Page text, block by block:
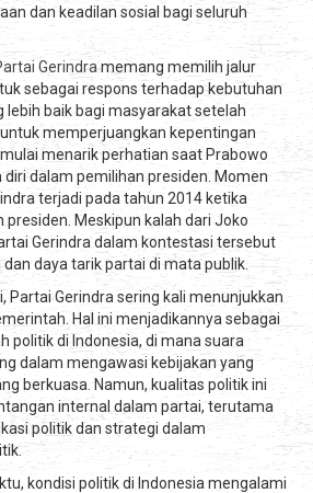
dan keadilan sosial bagi seluruh
Gerindramemang memilih jalur
sebagai respons terhadap kebutuhan
lebih baik bagi masyarakat setelah
memperjuangkan kepentingan
menarik perhatian saat Prabowo
dalam pemilihan presiden. Momen
terjadi pada tahun 2014 ketika
presiden. Meskipun kalah dari Joko
Gerindra dalam kontestasi tersebut
daya tarik partai di mata publik.
Partai Gerindra sering kali menunjukkan
Hal ini menjadikannya sebagai
politik di Indonesia, di mana suara
dalam mengawasi kebijakan yang
berkuasa. Namun, kualitas politik ini
internal dalam partai, terutama
politik dan strategi dalam
kondisi politik di Indonesia mengalami